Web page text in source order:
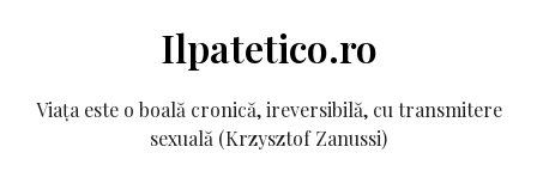
Ilpatetico.ro
Viața este o boală cronică, ireversibilă, cu transmitere
sexuală (Krzysztof Zanussi)